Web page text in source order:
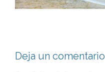
Deja un comentario